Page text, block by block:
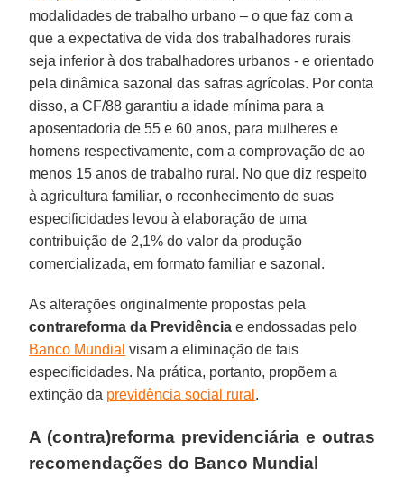
modalidades de trabalho urbano – o que faz com a
que a expectativa de vida dos trabalhadores rurais
seja inferior à dos trabalhadores urbanos - e orientado
pela dinâmica sazonal das safras agrícolas. Por conta
disso, a CF/88 garantiu a idade mínima para a
aposentadoria de 55 e 60 anos, para mulheres e
homens respectivamente, com a comprovação de ao
menos 15 anos de trabalho rural. No que diz respeito
à agricultura familiar, o reconhecimento de suas
especificidades levou à elaboração de uma
contribuição de 2,1% do valor da produção
comercializada, em formato familiar e sazonal.
As alterações originalmente propostas pela
contrareforma da Previdência e endossadas pelo
Banco Mundial visam a eliminação de tais
especificidades. Na prática, portanto, propõem a
extinção da previdência social rural .
A (contra)reforma previdenciária e outras
recomendações do Banco Mundial